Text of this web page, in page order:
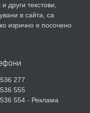
преди 5 дни
И
наем
други текстови,
в сайта, са
изрично е посочено
277
555
554 - Реклама